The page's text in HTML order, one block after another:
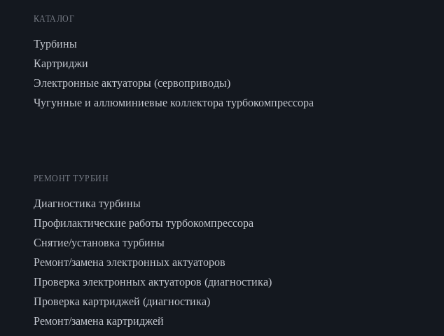
КАТАЛОГ
Турбины
Картриджи
Электронные актуаторы (сервоприводы)
Чугунные и аллюминиевые коллектора турбокомпрессора
РЕМОНТ ТУРБИН
Диагностика турбины
Профилактические работы турбокомпрессора
Снятие/установка турбины
Ремонт/замена электронных актуаторов
Проверка электронных актуаторов (диагностика)
Проверка картриджей (диагностика)
Ремонт/замена картриджей